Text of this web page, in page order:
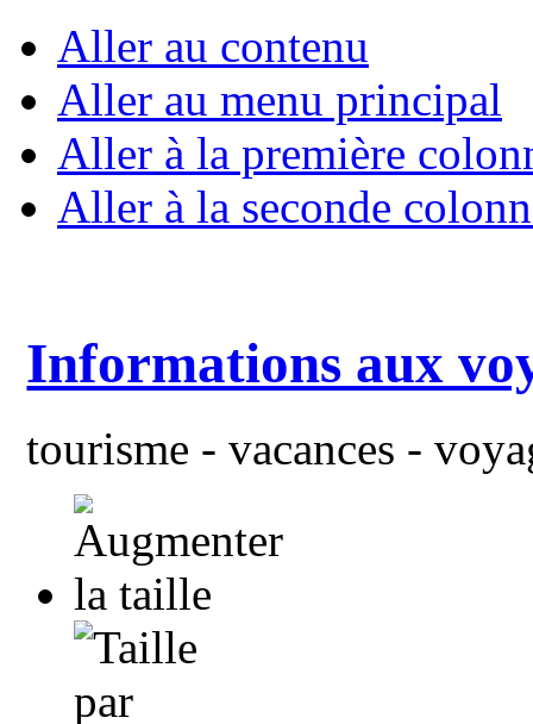
Aller au contenu
Aller au menu principal
Aller à la première
Aller à la seconde
Informations aux
tourisme - vacances -